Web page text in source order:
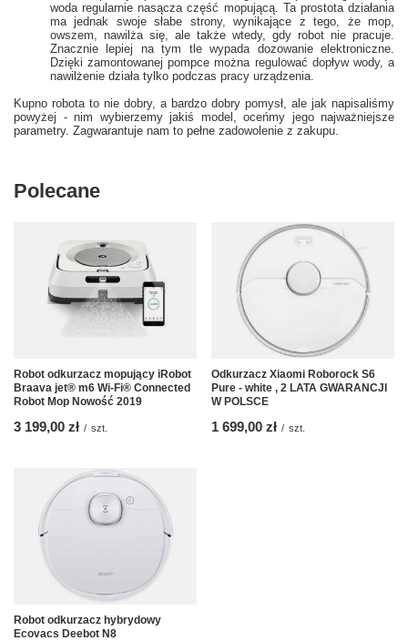
woda regularnie nasącza część mopującą. Ta prostota działania
ma jednak swoje słabe strony, wynikające z tego, że mop,
owszem, nawilża się, ale także wtedy, gdy robot nie pracuje.
Znacznie lepiej na tym tle wypada dozowanie elektroniczne.
Dzięki zamontowanej pompce można regulować dopływ wody, a
nawilżenie działa tylko podczas pracy urządzenia.
Kupno robota to nie dobry, a bardzo dobry pomysł, ale jak napisaliśmy
powyżej - nim wybierzemy jakiś model, oceńmy jego najważniejsze
parametry. Zagwarantuje nam to pełne zadowolenie z zakupu.
Polecane
Robot odkurzacz mopujący iRobot
Braava jet® m6 Wi-Fi® Connected
Robot Mop Nowość 2019
3 199,00 zł / szt.
Odkurzacz Xiaomi Roborock S6
Pure - white , 2 LATA GWARANCJI
W POLSCE
1 699,00 zł / szt.
Robot odkurzacz hybrydowy
Ecovacs Deebot N8